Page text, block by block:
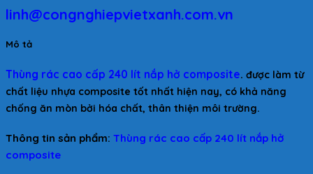
linh@congnghiepvietxanh.com.vn
Mô tả
Thùng rác cao cấp 240 lít nắp hở composite. được làm từ
chất liệu nhựa composite tốt nhất hiện nay, có khả năng
chống ăn mòn bởi hóa chất, thân thiện môi trường.
Thông tin sản phẩm: Thùng rác cao cấp 240 lít nắp hở
composite